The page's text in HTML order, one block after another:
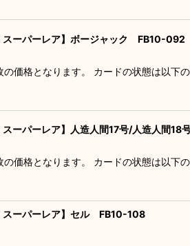
スーパーレア】ボージャック FB10-092
価格となります。 カードの状態は以下
スーパーレア】人造人間17号/人造人間
価格となります。 カードの状態は以下
スーパーレア】セル FB10-108